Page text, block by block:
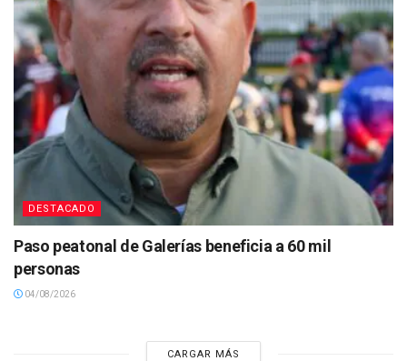
DESTACADO
Paso peatonal de Galerías beneficia a 60 mil
personas
04/08/2026
CARGAR MÁS